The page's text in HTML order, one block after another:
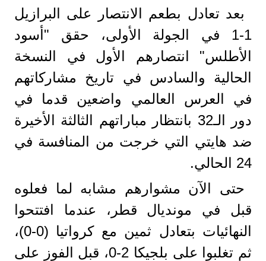
بعد تعادل بطعم الانتصار على البرازيل
1-1 في الجولة الأولى، حقق "أسود
الأطلس" انتصارهم الأول في النسخة
الحالية والسادس في تاريخ مشاركاتهم
في العرس العالمي واضعين قدما في
دور الـ32 بانتظار مباراتهم الثالثة الأخيرة
ضد هايتي التي خرجت من المنافسة في
24 الحالي.
حتى الآن مشوارهم مشابه لما فعلوه
قبل في مونديال قطر، عندما افتتحوا
النهائيات بتعادل ثمين مع كرواتيا (0-0)،
ثم تغلبوا على بلجيكا 2-0، قبل الفوز على